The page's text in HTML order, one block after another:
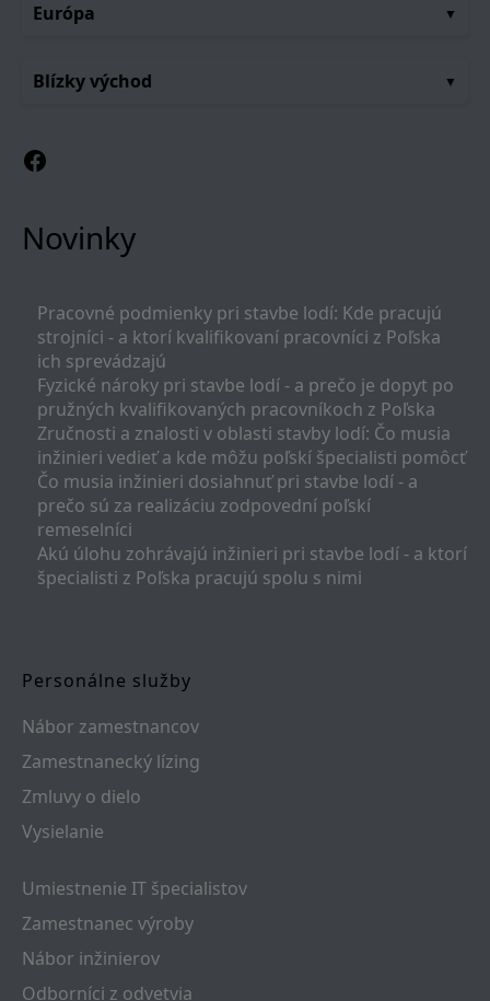
Európa
Blízky východ
Facebook
Novinky
Pracovné podmienky pri stavbe lodí: Kde pracujú
strojníci - a ktorí kvalifikovaní pracovníci z Poľska
ich sprevádzajú
Fyzické nároky pri stavbe lodí - a prečo je dopyt po
pružných kvalifikovaných pracovníkoch z Poľska
Zručnosti a znalosti v oblasti stavby lodí: Čo musia
inžinieri vedieť a kde môžu poľskí špecialisti pomôcť
Čo musia inžinieri dosiahnuť pri stavbe lodí - a
prečo sú za realizáciu zodpovední poľskí
remeselníci
Akú úlohu zohrávajú inžinieri pri stavbe lodí - a ktorí
špecialisti z Poľska pracujú spolu s nimi
Personálne služby
Nábor zamestnancov
Zamestnanecký lízing
Zmluvy o dielo
Vysielanie
Umiestnenie IT špecialistov
Zamestnanec výroby
Nábor inžinierov
Odborníci z odvetvia